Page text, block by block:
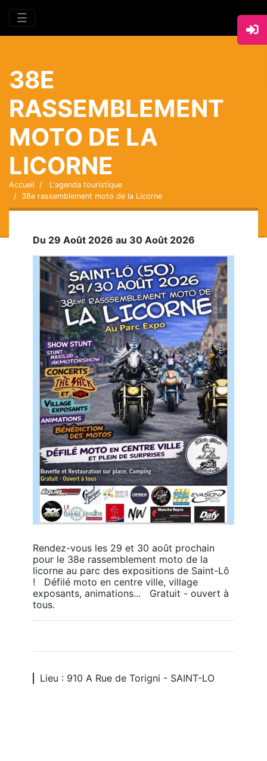
☰
38E
RASSEMBLEMENT
MOTO DE LA
LICORNE
Accueil
L'agenda touristique
38e rassemblement moto de la Licorne
Du 29 Août 2026 au 30 Août 2026
Rendez-vous les 29 et 30 août prochain
pour le 38e rassemblement moto de la
licorne au parc des expositions de Saint-Lô
!   Défilé moto en centre ville, village
exposants, animations...   Gratuit - ouvert à
tous.
Lieu : 910 A Rue de Torigni - SAINT-LO